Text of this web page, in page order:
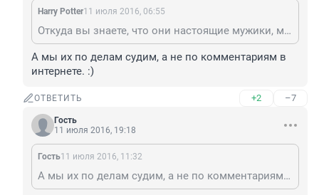
Harry Potter11 июля 2016, 06:55
Откуда вы знаете, что они настоящие мужики, может только с виду похожи?
А мы их по делам судим, а не по комментариям в
интернете. :)
ОТВЕТИТЬ +2 –7
Гость
11 июля 2016, 19:18
Гость11 июля 2016, 11:32
А мы их по делам судим, а не по комментариям в интернете. :)